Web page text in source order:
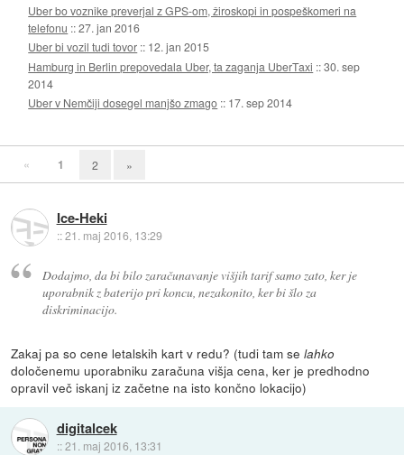
Uber bo voznike preverjal z GPS-om, žiroskopi in pospeškomeri na
telefonu ::27. jan 2016
Uber bi vozil tudi tovor :: 12. jan 2015
Hamburg in Berlin prepovedala Uber, ta zaganja UberTaxi ::30. sep
2014
Uber v Nemčiji dosegel manjšo zmago :: 17. sep 2014
« 1 2 »
Ice-Heki
::21. maj 2016, 13:29
Dodajmo, da bi bilo zaračunavanje višjih tarif samo zato, ker je
uporabnik z baterijo pri koncu, nezakonito, ker bi šlo za
diskriminacijo.
Zakaj pa so cene letalskih kart v redu? (tudi tam selahko
določenemu uporabniku zaračuna višja cena, ker je predhodno
opravil več iskanj iz začetne na isto končno lokacijo)
digitalcek
::21. maj 2016, 13:31